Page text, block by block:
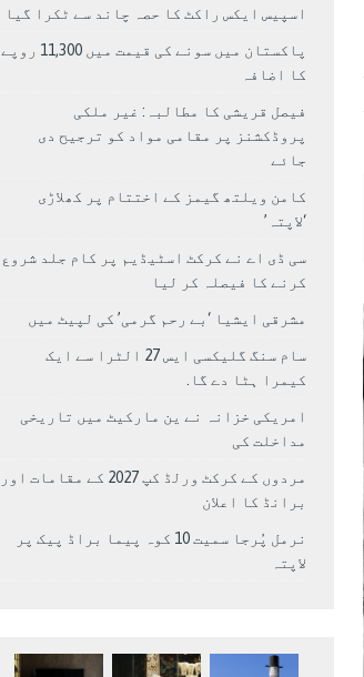
اسپیس ایکس راکٹ کا حصہ چاند سے ٹکرا گیا
پاکستان میں سونے کی قیمت میں 11,300 روپے
کا اضافہ
فیصل قریشی کا مطالبہ: غیر ملکی
پروڈکشنز پر مقامی مواد کو ترجیح دی
جائے
کامن ویلتھ گیمز کے اختتام پر کھلاڑی
‘لاپتہ’
سی ڈی اے نے کرکٹ اسٹیڈیم پر کام جلد شروع
کرنے کا فیصلہ کر لیا
مشرقی ایشیا ‘بے رحم گرمی’ کی لپیٹ میں
سام سنگ گلیکسی ایس 27 الٹرا سے ایک
کیمرا ہٹا دے گا.
امریکی خزانہ نے ین مارکیٹ میں تاریخی
مداخلت کی
مردوں کے کرکٹ ورلڈ کپ 2027 کے مقامات اور
برانڈ کا اعلان
نرمل پُرجا سمیت 10 کوہ پیما براڈ پیک پر
لاپتہ